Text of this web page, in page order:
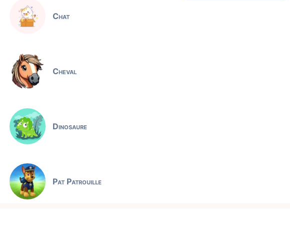
Chat
Cheval
Dinosaure
Pat Patrouille